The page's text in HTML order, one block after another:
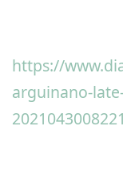
https://
arguinano-